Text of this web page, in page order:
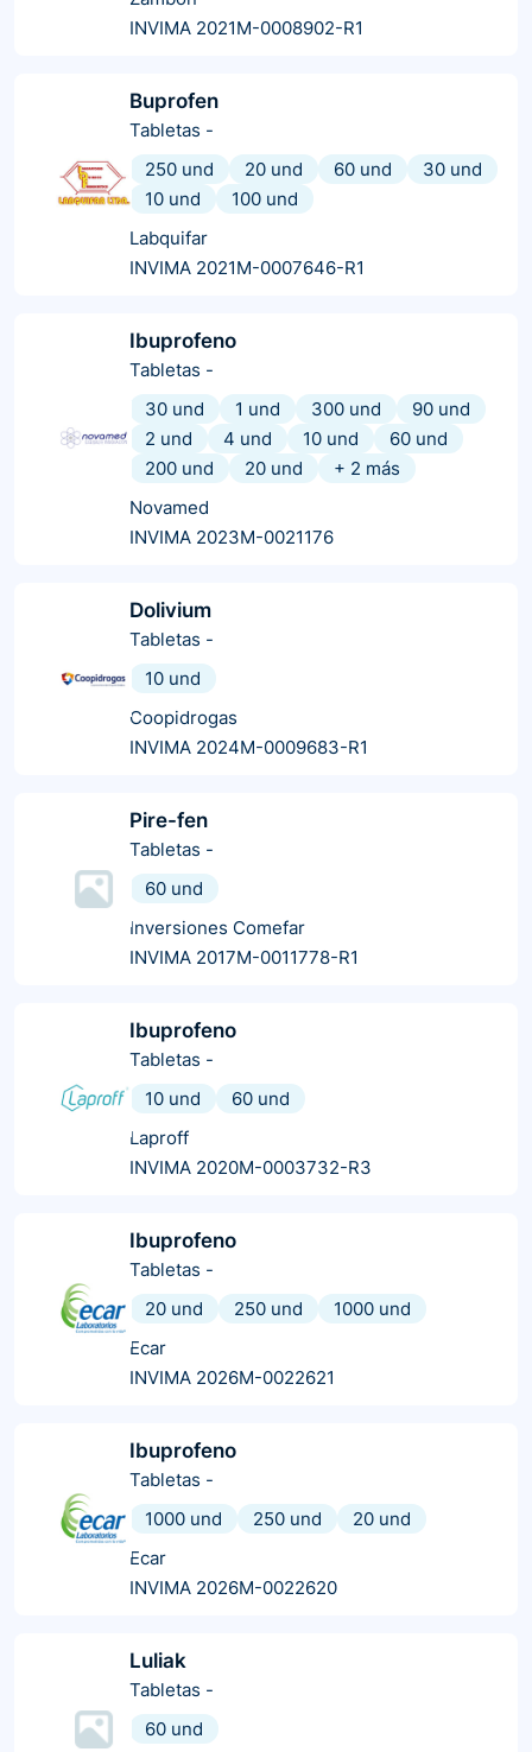
INVIMA 2021M-0008902-R1
Buprofen
Tabletas -
250 und
20 und 60 und
30 und
10 und
100 und
Labquifar
INVIMA 2021M-0007646-R1
Ibuprofeno
Tabletas -
30 und
1 und 300 und
90 und
2 und
4 und 10 und
60 und
200 und
20 und + 2 más
Novamed
INVIMA 2023M-0021176
Dolivium
Tabletas -
10 und
Coopidrogas
INVIMA 2024M-0009683-R1
Pire-fen
Tabletas -
60 und
Inversiones Comefar
INVIMA 2017M-0011778-R1
Ibuprofeno
Tabletas -
10 und
60 und
Laproff
INVIMA 2020M-0003732-R3
Ibuprofeno
Tabletas -
20 und
250 und
1000 und
Ecar
INVIMA 2026M-0022621
Ibuprofeno
Tabletas -
1000 und
250 und
20 und
Ecar
INVIMA 2026M-0022620
Luliak
Tabletas -
60 und